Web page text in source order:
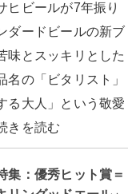
ヒビールが7年振り
ダードビールの新ブ
味とスッキリとした
名の「ビタリスト」
る大人」という敬愛
きを読む
集：優秀ヒット賞＝